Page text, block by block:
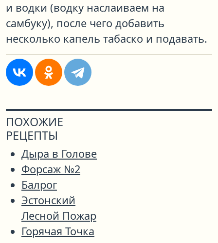
и водки (водку наслаиваем на
самбуку), после чего добавить
несколько капель табаско и подавать.
ПОХОЖИЕ
РЕЦЕПТЫ
Дыра в Голове
Форсаж №2
Балрог
Эстонский
Лесной Пожар
Горячая Точка